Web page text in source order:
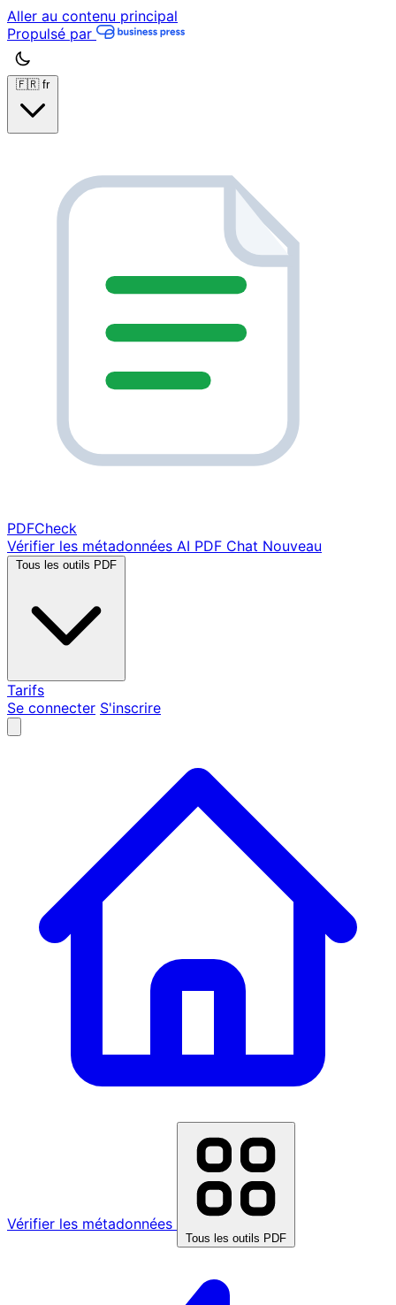
Aller au contenu principal
Propulsé par
🇫🇷 fr
PDFCheck
Vérifier les métadonnées AI PDF Chat Nouveau
Tous les outils PDF
Tarifs
Se connecter S'inscrire
Vérifier les métadonnées
Tous les outils PDF